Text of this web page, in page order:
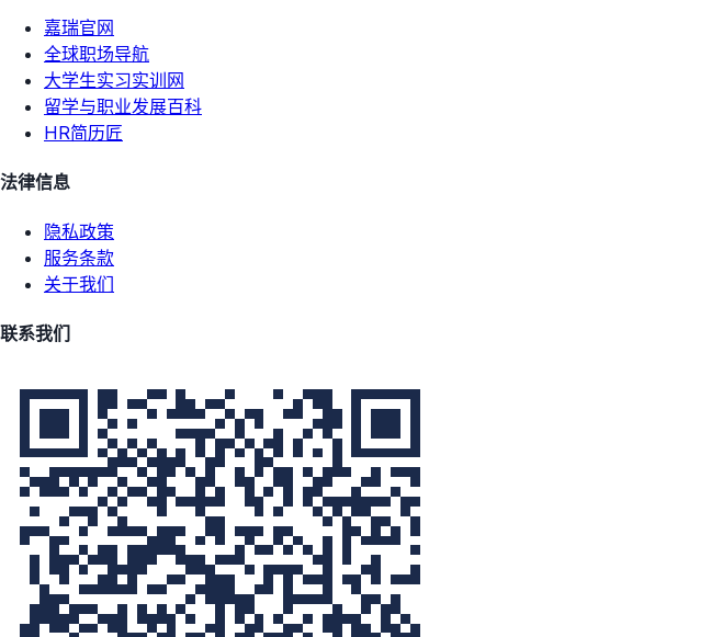
嘉瑞官网
全球职场导航
大学生实习实训网
留学与职业发展百科
HR简历匠
法律信息
隐私政策
服务条款
关于我们
联系我们